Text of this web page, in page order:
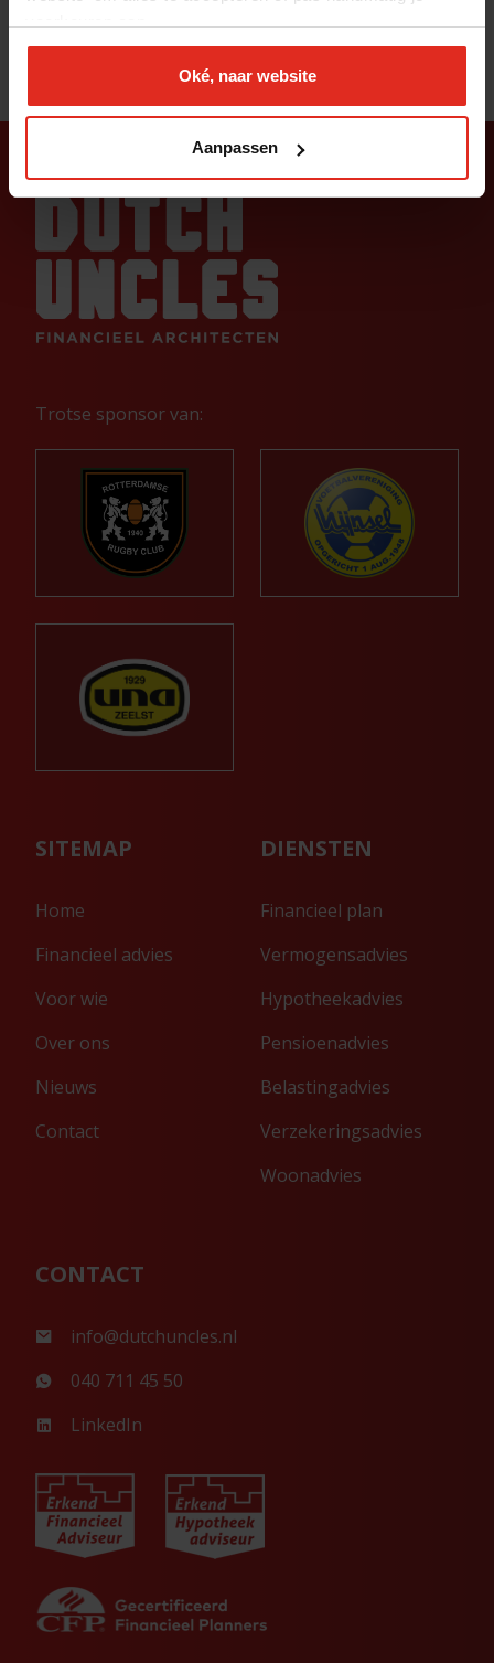
Oké, naar website
Aanpassen
Trotse sponsor van:
SITEMAP
Home
Financieel advies
Voor wie
Over ons
Nieuws
Contact
DIENSTEN
Financieel plan
Vermogensadvies
Hypotheekadvies
Pensioenadvies
Belastingadvies
Verzekeringsadvies
Woonadvies
CONTACT
info@dutchuncles.nl
040 711 45 50
LinkedIn